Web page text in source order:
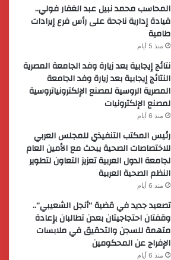
المحاسب محمد نبيل عبد الغفار فولي..
قيادة إدارية ناجحة على رأس فرع إيرادات
طامية
منذ 5 أيام
نتائج إيجابية بعد زيارة وفد الجامعة المصرية
النتائج إيجابية بعد زيارة وفد الجامعة
المصرية الروسية لمصنع الإلكترونياتروسية
لمصنع الإلكترونيات
منذ 6 أيام
رئيس المكتب التنفيذي للمجلس العربي
للاختصاصات الصحية يبحث مع الأمين العام
لجامعة الدول العربية تعزيز التعاون لتطوير
النظم الصحية العربية
منذ 6 أيام
تصعيد جديد في قضية “أنجل الشعيبي”..
وقفتان احتجاجيتان بعدن تطالبان بإعادة
متهمة للسجن والتحقيق في ملابسات
الإفراج عن المحكومين
منذ 6 أيام